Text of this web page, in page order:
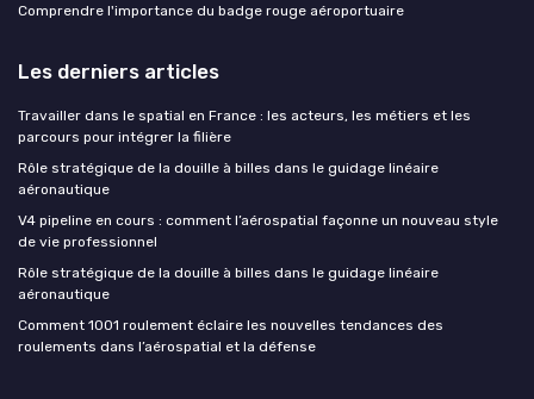
Comprendre l'importance du badge rouge aéroportuaire
Les derniers articles
Travailler dans le spatial en France : les acteurs, les métiers et les
parcours pour intégrer la filière
Rôle stratégique de la douille à billes dans le guidage linéaire
aéronautique
V4 pipeline en cours : comment l’aérospatial façonne un nouveau style
de vie professionnel
Rôle stratégique de la douille à billes dans le guidage linéaire
aéronautique
Comment 1001 roulement éclaire les nouvelles tendances des
roulements dans l’aérospatial et la défense